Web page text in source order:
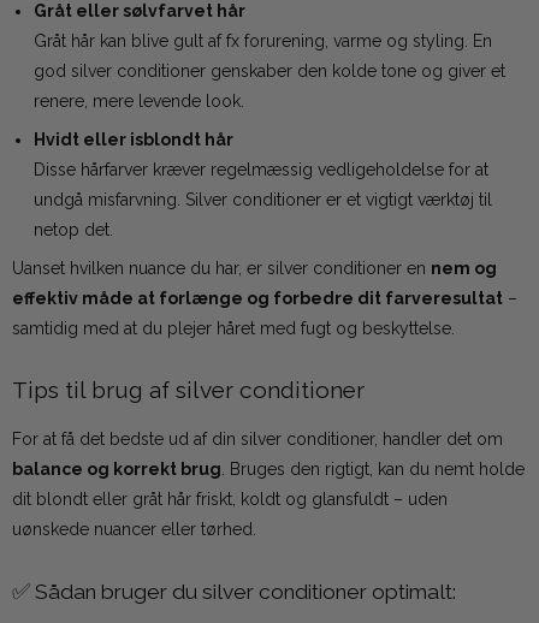
Gråt eller sølvfarvet hår
Gråt hår kan blive gult af fx forurening, varme og styling. En
god silver conditioner genskaber den kolde tone og giver et
renere, mere levende look.
Hvidt eller isblondt hår
Disse hårfarver kræver regelmæssig vedligeholdelse for at
undgå misfarvning. Silver conditioner er et vigtigt værktøj til
netop det.
Uanset hvilken nuance du har, er silver conditioner en nem og
effektiv måde at forlænge og forbedre dit farveresultat –
samtidig med at du plejer håret med fugt og beskyttelse.
Tips til brug af silver conditioner
For at få det bedste ud af din silver conditioner, handler det om
balance og korrekt brug. Bruges den rigtigt, kan du nemt holde
dit blondt eller gråt hår friskt, koldt og glansfuldt – uden
uønskede nuancer eller tørhed.
✅ Sådan bruger du silver conditioner optimalt: